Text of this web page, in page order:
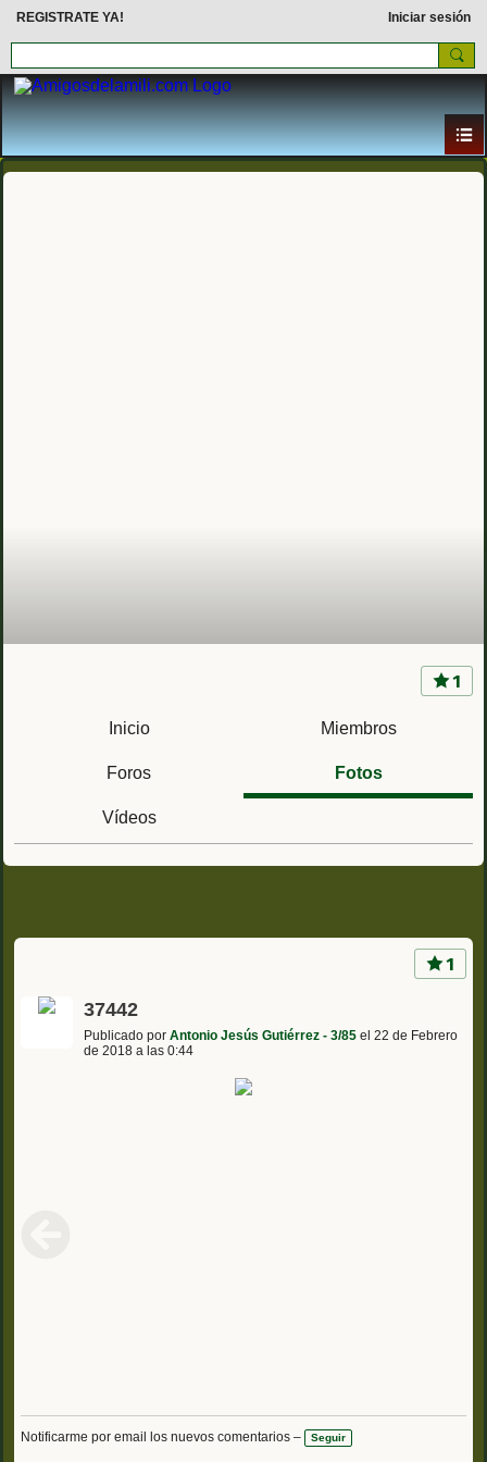
REGISTRATE YA! Iniciar sesión
RACA 11 (Vicálvaro, Madrid) Ac. Capitán
Guiloche Regimiento de Artillería de Campaña
1
Inicio Miembros
Foros Fotos
Vídeos
1
37442
Publicado por Antonio Jesús Gutiérrez - 3/85 el 22 de Febrero
de 2018 a las 0:44
Notificarme por email los nuevos comentarios – Seguir